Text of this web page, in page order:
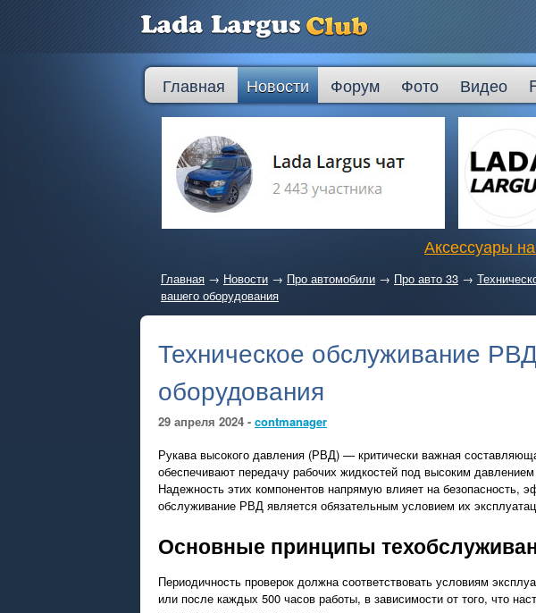
Главная Новости Форум Фото Видео
Аксессуары
Главная → Новости → Про автомобили → Про авто 33 →
вашего оборудования
Техническое обслуживание
оборудования
29 апреля 2024 - contmanager
Рукава высокого давления (РВД) — критически важная
обеспечивают передачу рабочих жидкостей под высоким
Надежность этих компонентов напрямую влияет на безопасность,
обслуживание РВД является обязательным условием их
Основные принципы
Периодичность проверок должна соответствовать условиям
или после каждых 500 часов работы, в зависимости от того, что